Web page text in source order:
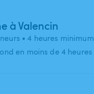
à Valencin
• 4 heures minimum
en moins de 4 heures